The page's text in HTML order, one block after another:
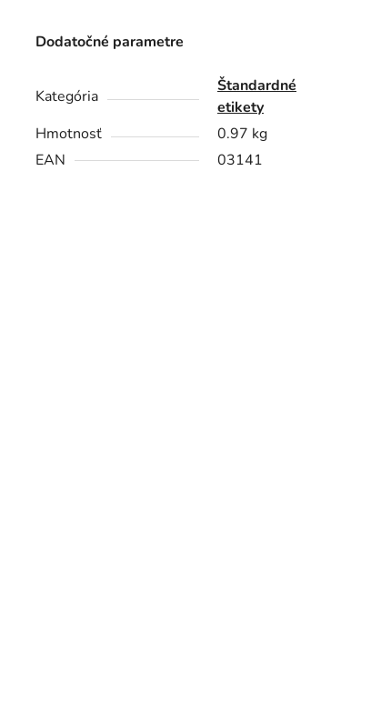
Dodatočné parametre
Kategória
Štandardné
etikety
Hmotnosť
0.97 kg
EAN
03141